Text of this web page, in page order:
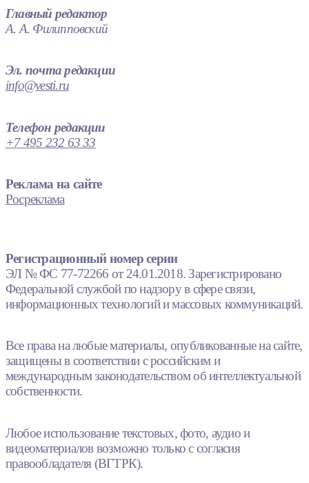
Главный редактор
А. А. Филипповский
Эл. почта редакции
info@vesti.ru
Телефон редакции
+7 495 232 63 33
Реклама на сайте
Росреклама
Регистрационный номер серии
ЭЛ № ФС 77-72266 от 24.01.2018. Зарегистрировано
Федеральной службой по надзору в сфере связи,
информационных технологий и массовых коммуникаций.
Все права на любые материалы, опубликованные на сайте,
защищены в соответствии с российским и
международным законодательством об интеллектуальной
собственности.
Любое использование текстовых, фото, аудио и
видеоматериалов возможно только с согласия
правообладателя (ВГТРК).